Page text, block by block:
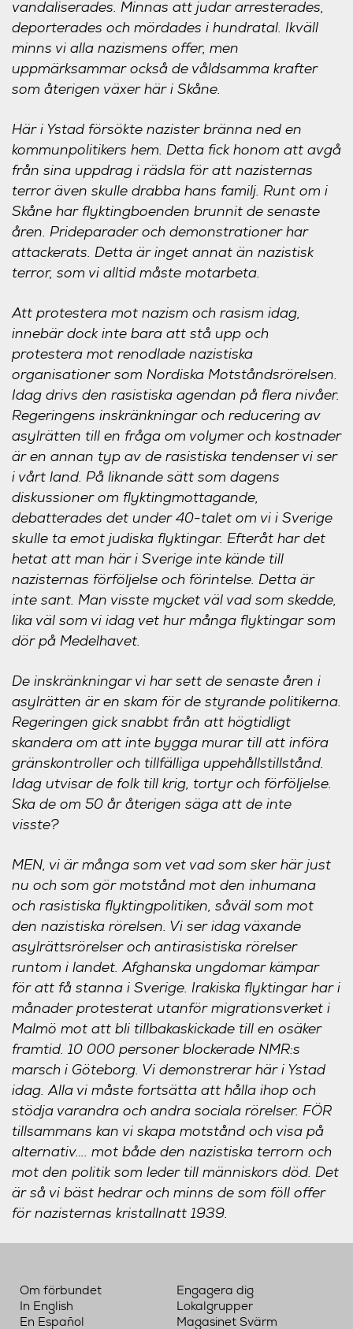
vandaliserades. Minnas att judar arresterades,
deporterades och mördades i hundratal. Ikväll
minns vi alla nazismens offer, men
uppmärksammar också de våldsamma krafter
som återigen växer här i Skåne.
Här i Ystad försökte nazister bränna ned en
kommunpolitikers hem. Detta fick honom att avgå
från sina uppdrag i rädsla för att nazisternas
terror även skulle drabba hans familj. Runt om i
Skåne har flyktingboenden brunnit de senaste
åren. Prideparader och demonstrationer har
attackerats. Detta är inget annat än nazistisk
terror, som vi alltid måste motarbeta.
Att protestera mot nazism och rasism idag,
innebär dock inte bara att stå upp och
protestera mot renodlade nazistiska
organisationer som Nordiska Motståndsrörelsen.
Idag drivs den rasistiska agendan på flera nivåer.
Regeringens inskränkningar och reducering av
asylrätten till en fråga om volymer och kostnader
är en annan typ av de rasistiska tendenser vi ser
i vårt land. På liknande sätt som dagens
diskussioner om flyktingmottagande,
debatterades det under 40-talet om vi i Sverige
skulle ta emot judiska flyktingar. Efteråt har det
hetat att man här i Sverige inte kände till
nazisternas förföljelse och förintelse. Detta är
inte sant. Man visste mycket väl vad som skedde,
lika väl som vi idag vet hur många flyktingar som
dör på Medelhavet.
De inskränkningar vi har sett de senaste åren i
asylrätten är en skam för de styrande politikerna.
Regeringen gick snabbt från att högtidligt
skandera om att inte bygga murar till att införa
gränskontroller och tillfälliga uppehållstillstånd.
Idag utvisar de folk till krig, tortyr och förföljelse.
Ska de om 50 år återigen säga att de inte
visste?
MEN, vi är många som vet vad som sker här just
nu och som gör motstånd mot den inhumana
och rasistiska flyktingpolitiken, såväl som mot
den nazistiska rörelsen. Vi ser idag växande
asylrättsrörelser och antirasistiska rörelser
runtom i landet. Afghanska ungdomar kämpar
för att få stanna i Sverige. Irakiska flyktingar har i
månader protesterat utanför migrationsverket i
Malmö mot att bli tillbakaskickade till en osäker
framtid. 10 000 personer blockerade NMR:s
marsch i Göteborg. Vi demonstrerar här i Ystad
idag. Alla vi måste fortsätta att hålla ihop och
stödja varandra och andra sociala rörelser. FÖR
tillsammans kan vi skapa motstånd och visa på
alternativ…. mot både den nazistiska terrorn och
mot den politik som leder till människors död. Det
är så vi bäst hedrar och minns de som föll offer
för nazisternas kristallnatt 1939.
Om förbundet
In English
En Español
Engagera dig
Lokalgrupper
Magasinet Svärm